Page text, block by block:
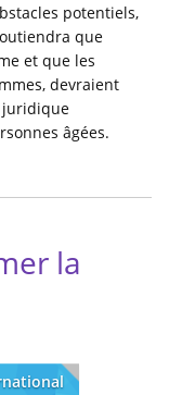
potentiels,
que
et que les
devraient
juridique
âgées.
la